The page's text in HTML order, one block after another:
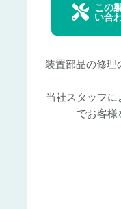
この
い合
装置部品の修理
当社スタッフ
でお客様